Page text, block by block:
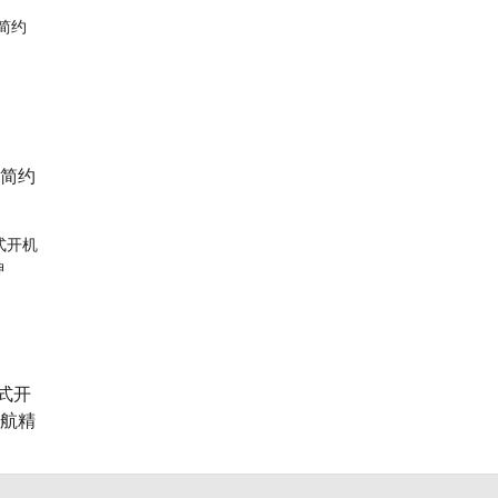
约
开
精